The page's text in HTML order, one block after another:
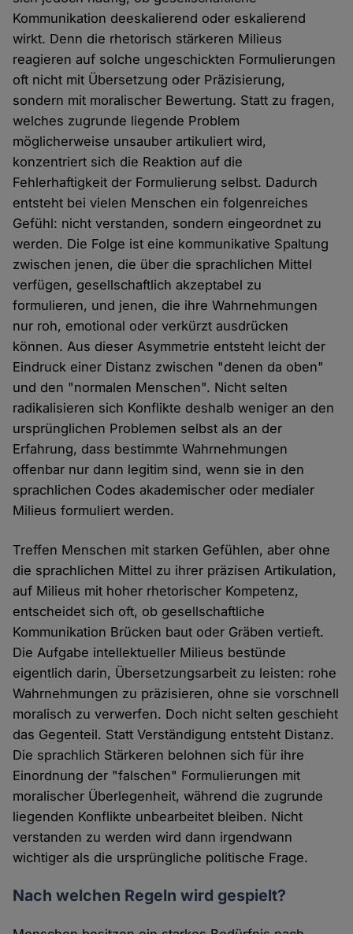
Kommunikation deeskalierend oder eskalierend
wirkt. Denn die rhetorisch stärkeren Milieus
reagieren auf solche ungeschickten Formulierungen
oft nicht mit Übersetzung oder Präzisierung,
sondern mit moralischer Bewertung. Statt zu fragen,
welches zugrunde liegende Problem
möglicherweise unsauber artikuliert wird,
konzentriert sich die Reaktion auf die
Fehlerhaftigkeit der Formulierung selbst. Dadurch
entsteht bei vielen Menschen ein folgenreiches
Gefühl: nicht verstanden, sondern eingeordnet zu
werden. Die Folge ist eine kommunikative Spaltung
zwischen jenen, die über die sprachlichen Mittel
verfügen, gesellschaftlich akzeptabel zu
formulieren, und jenen, die ihre Wahrnehmungen
nur roh, emotional oder verkürzt ausdrücken
können. Aus dieser Asymmetrie entsteht leicht der
Eindruck einer Distanz zwischen "denen da oben"
und den "normalen Menschen". Nicht selten
radikalisieren sich Konflikte deshalb weniger an den
ursprünglichen Problemen selbst als an der
Erfahrung, dass bestimmte Wahrnehmungen
offenbar nur dann legitim sind, wenn sie in den
sprachlichen Codes akademischer oder medialer
Milieus formuliert werden.
Treffen Menschen mit starken Gefühlen, aber ohne
die sprachlichen Mittel zu ihrer präzisen Artikulation,
auf Milieus mit hoher rhetorischer Kompetenz,
entscheidet sich oft, ob gesellschaftliche
Kommunikation Brücken baut oder Gräben vertieft.
Die Aufgabe intellektueller Milieus bestünde
eigentlich darin, Übersetzungsarbeit zu leisten: rohe
Wahrnehmungen zu präzisieren, ohne sie vorschnell
moralisch zu verwerfen. Doch nicht selten geschieht
das Gegenteil. Statt Verständigung entsteht Distanz.
Die sprachlich Stärkeren belohnen sich für ihre
Einordnung der "falschen" Formulierungen mit
moralischer Überlegenheit, während die zugrunde
liegenden Konflikte unbearbeitet bleiben. Nicht
verstanden zu werden wird dann irgendwann
wichtiger als die ursprüngliche politische Frage.
Nach welchen Regeln wird gespielt?